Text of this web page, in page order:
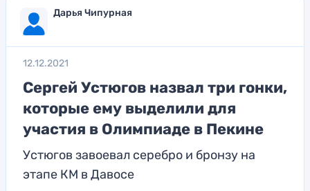
Дарья Чипурная
12.12.2021
Сергей Устюгов назвал три гонки,
которые ему выделили для
участия в Олимпиаде в Пекине
Устюгов завоевал серебро и бронзу на
этапе КМ в Давосе